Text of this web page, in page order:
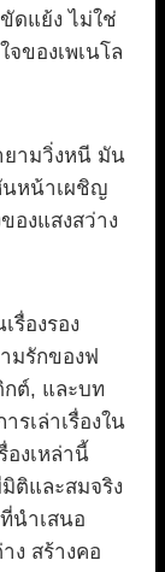
ดแย้ง ไม่ใช่
ของเพเนโล
ยามวิ่งหนี มัน
นหน้าเผชิญ
องแสงสว่าง
รื่องรอง
มรักของฟ
กต์, และบท
รเล่าเรื่องใน
องเหล่านี้
ติและสมจริง
นำเสนอ
ง สร้างคอ